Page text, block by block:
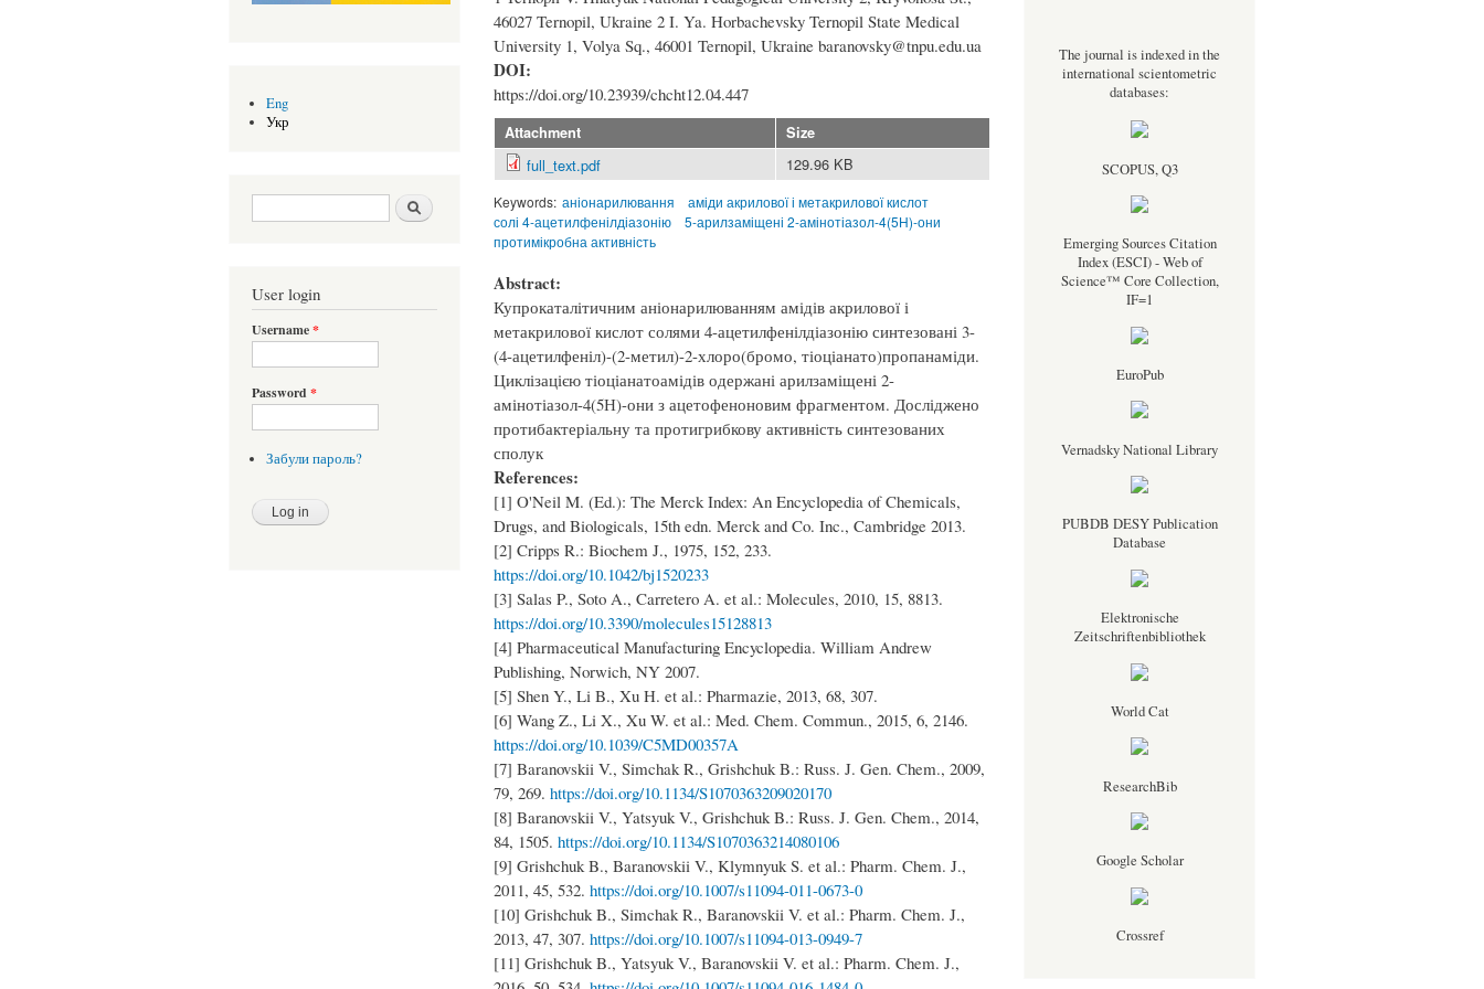
Eng
Укр
Search form Шукати
User login
Username*
Password *
Забули пароль?
46027 Ternopil, Ukraine 2 I. Ya. Horbachevsky Ternopil State Medical
University 1, Volya Sq., 46001 Ternopil, Ukraine baranovsky@tnpu.edu.ua
DOI:
https://doi.org/10.23939/chcht12.04.447
Attachment Size
full_text.pdf 129.96 KB
Keywords: аніонарилювання
аміди акрилової і метакрилової кислот
солі 4-ацетилфенілдіазонію
5-арилзаміщені 2-амінотіазол-4(5Н)-они
протимікробна активність
Abstract:
Купрокаталітичним аніонарилюванням амідів акрилової і
метакрилової кислот солями 4-ацетилфенілдіазонію синтезовані 3-
(4-ацетилфеніл)-(2-метил)-2-хлоро(бромо, тіоціанато)пропанаміди.
Циклізацією тіоціанатоамідів одержані арилзаміщені 2-
амінотіазол-4(5Н)-они з ацетофеноновим фрагментом. Досліджено
протибактеріальну та протигрибкову активність синтезованих
сполук
References:
[1] O'Neil M. (Ed.): The Merck Index: An Encyclopedia of Chemicals,
Drugs, and Biologicals, 15th edn. Merck and Co. Inc., Cambridge 2013.
[2] Cripps R.: Biochem J., 1975, 152, 233.
https://doi.org/10.1042/bj1520233
[3] Salas P., Soto A., Carretero A. et al.: Molecules, 2010, 15, 8813.
https://doi.org/10.3390/molecules15128813
[4] Pharmaceutical Manufacturing Encyclopedia. William Andrew
Publishing, Norwich, NY 2007.
[5] Shen Y., Li B., Xu H. et al.: Pharmazie, 2013, 68, 307.
[6] Wang Z., Li X., Xu W. et al.: Med. Chem. Commun., 2015, 6, 2146.
https://doi.org/10.1039/C5MD00357A
[7] Baranovskii V., Simchak R., Grishchuk B.: Russ. J. Gen. Chem., 2009,
79, 269. https://doi.org/10.1134/S1070363209020170
[8] Baranovskii V., Yatsyuk V., Grishchuk B.: Russ. J. Gen. Chem., 2014,
84, 1505. https://doi.org/10.1134/S1070363214080106
[9] Grishchuk B., Baranovskii V., Klymnyuk S. et al.: Pharm. Chem. J.,
2011, 45, 532. https://doi.org/10.1007/s11094-011-0673-0
[10] Grishchuk B., Simchak R., Baranovskii V. et al.: Pharm. Chem. J.,
2013, 47, 307. https://doi.org/10.1007/s11094-013-0949-7
[11] Grishchuk B., Yatsyuk V., Baranovskii V. et al.: Pharm. Chem. J.,
The journal is indexed in the
international scientometric
databases:
SCOPUS, Q3
Emerging Sources Citation
Index (ESCI) - Web of
Science™ Core Collection,
IF=1
EuroPub
Vernadsky National Library
PUBDB DESY Publication
Database
Elektronische
Zeitschriftenbibliothek
World Cat
ResearchBib
Google Scholar
Crossref